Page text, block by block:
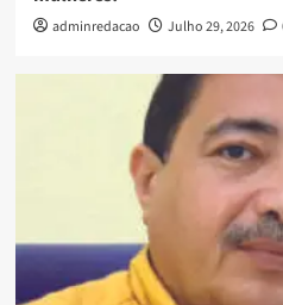
adminredacao Julho 29, 2026